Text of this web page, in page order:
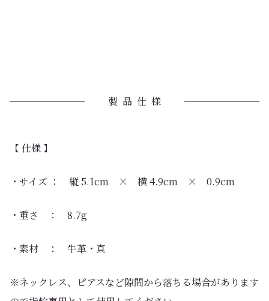
製品仕様
【 仕様 】
・サイズ ： 縦 5.1cm × 横 4.9cm × 0.9cm
・重さ ： 8.7g
・素材 ： 牛革・真
※ネックレス、ピアスなど隙間から落ちる場合があります